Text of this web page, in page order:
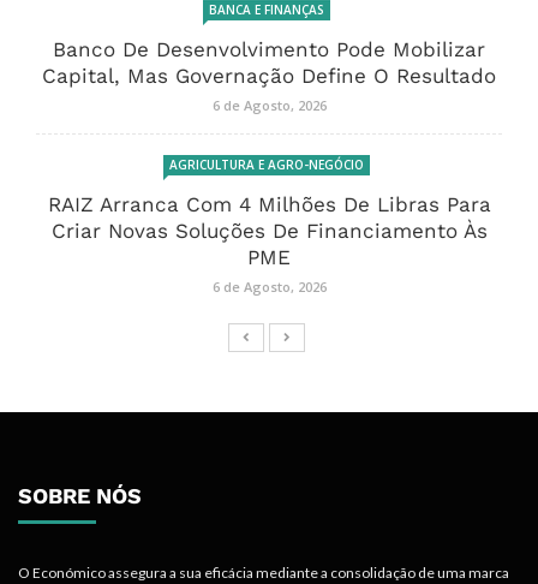
BANCA E FINANÇAS
Banco De Desenvolvimento Pode Mobilizar
Capital, Mas Governação Define O Resultado
6 de Agosto, 2026
AGRICULTURA E AGRO-NEGÓCIO
RAIZ Arranca Com 4 Milhões De Libras Para
Criar Novas Soluções De Financiamento Às
PME
6 de Agosto, 2026
SOBRE NÓS
O Económico assegura a sua eficácia mediante a consolidação de uma marca